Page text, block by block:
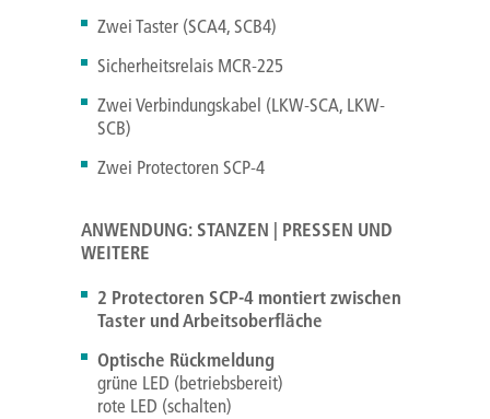
Zwei Taster (SCA4, SCB4)
Sicherheitsrelais MCR-225
Zwei Verbindungskabel (LKW-SCA, LKW-
SCB)
Zwei Protectoren SCP-4
ANWENDUNG: STANZEN | PRESSEN UND
WEITERE
2 Protectoren SCP-4 montiert zwischen
Taster und Arbeitsoberfläche
Optische Rückmeldung
grüne LED (betriebsbereit)
rote LED (schalten)